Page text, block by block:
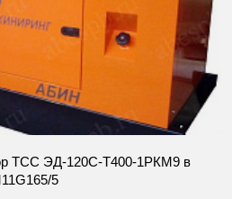
ТСС ЭД-120С-Т400-1РКМ9 в
5